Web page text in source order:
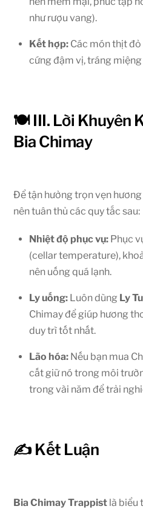
như rượu vang).
Kết hợp: Các món thịt
cứng đậm vị, tráng miệng
🍽️ III. Lời Khuyên
Bia Chimay
Để tận hưởng trọn vẹn
nên tuân thủ các quy tắc sau:
Nhiệt độ phục vụ: Phục
(cellar temperature),
nên uống quá lạnh.
Ly uống: Luôn dùng Ly
Chimay để giúp hương
duy trì tốt nhất.
Lão hóa: Nếu bạn mua
cất giữ nó trong môi
trong vài năm để trải
✍️ Kết Luận
Bia Chimay Trappist là biểu